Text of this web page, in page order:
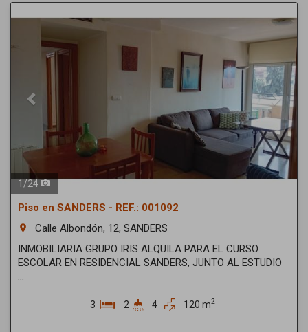
Next
1 /24
Piso en SANDERS - REF.: 001092
room
Calle Albondón, 12, SANDERS
INMOBILIARIA GRUPO IRIS ALQUILA PARA EL CURSO
ESCOLAR EN RESIDENCIAL SANDERS, JUNTO AL ESTUDIO
...
3 2 4 120 m2